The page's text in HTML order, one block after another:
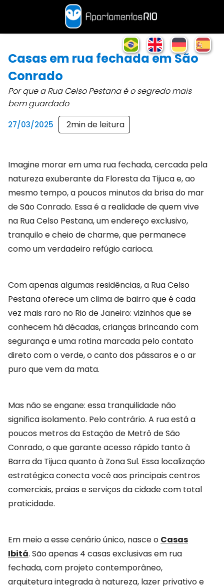
Casas em rua fechada em São
Conrado
Por que a Rua Celso Pestana é o segredo mais
bem guardado
27/03/2025 2min de leitura
Imagine morar em uma rua fechada, cercada pela
natureza exuberante da Floresta da Tijuca e, ao
mesmo tempo, a poucos minutos da brisa do mar
de São Conrado. Essa é a realidade de quem vive
na Rua Celso Pestana, um endereço exclusivo,
tranquilo e cheio de charme, que permanece
como um verdadeiro refúgio carioca.
Com apenas algumas residências, a Rua Celso
Pestana oferece um clima de bairro que é cada
vez mais raro no Rio de Janeiro: vizinhos que se
conhecem há décadas, crianças brincando com
segurança e uma rotina marcada pelo contato
direto com o verde, o canto dos pássaros e o ar
puro que vem da mata.
Mas não se engane: essa tranquilidade não
significa isolamento. Pelo contrário. A rua está a
poucos metros da Estação de Metrô de São
Conrado, o que garante acesso rápido tanto à
Barra da Tijuca quanto à Zona Sul. Essa localização
estratégica conecta você aos principais centros
comerciais, praias e serviços da cidade com total
praticidade.
Em meio a esse cenário único, nasce o Casas
Ibitá. São apenas 4 casas exclusivas em rua
fechada, com projeto contemporâneo,
arquitetura integrada à natureza, lazer privativo e